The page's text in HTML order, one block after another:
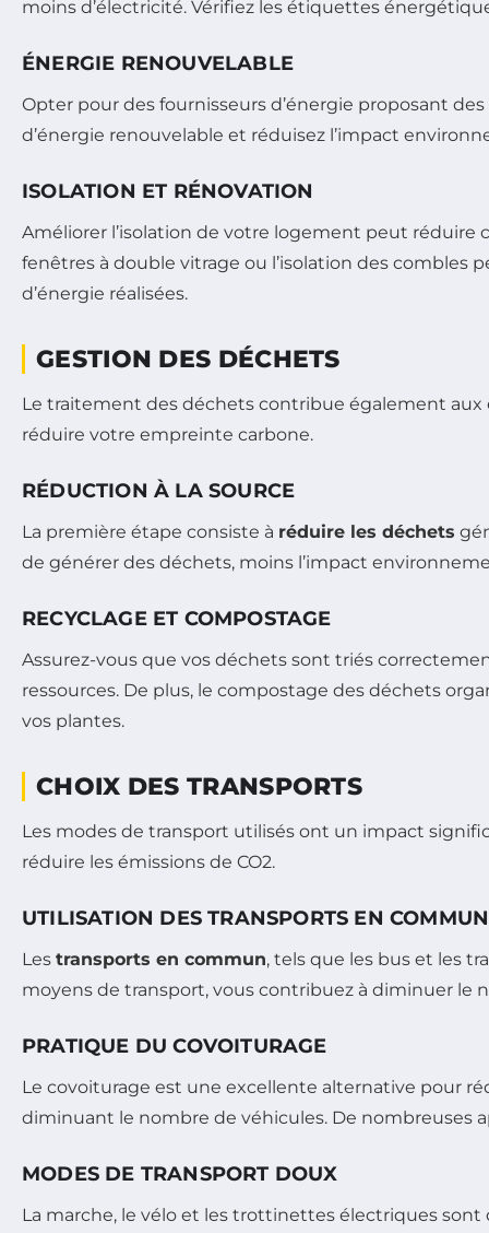
moins d’électricité. Vérifiez les étiquettes
ÉNERGIE RENOUVELABLE
Opter pour des fournisseurs d’énergie proposant des
d’énergie renouvelable et réduisez l’impact
ISOLATION ET RÉNOVATION
Améliorer l’isolation de votre logement peut réduire
fenêtres à double vitrage ou l’isolation des
d’énergie réalisées.
GESTION DES DÉCHETS
Le traitement des déchets contribue également aux
réduire votre empreinte carbone.
RÉDUCTION À LA SOURCE
La première étape consiste à réduire les déchets
de générer des déchets, moins l’impact
RECYCLAGE ET COMPOSTAGE
Assurez-vous que vos déchets sont triés
ressources. De plus, le compostage des déchets
vos plantes.
CHOIX DES TRANSPORTS
Les modes de transport utilisés ont un impact
réduire les émissions de CO2.
UTILISATION DES TRANSPORTS EN COMMUN
Les transports en commun, tels que les bus et les
moyens de transport, vous contribuez à diminuer le
PRATIQUE DU COVOITURAGE
Le covoiturage est une excellente alternative pour
diminuant le nombre de véhicules. De nombreuses
MODES DE TRANSPORT DOUX
La marche, le vélo et les trottinettes électriques